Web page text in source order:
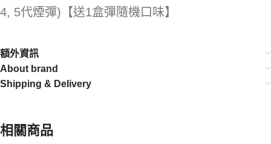
4, 5代煙彈)【送1盒彈隨機口味】
額外資訊
About brand
Shipping & Delivery
相關商品